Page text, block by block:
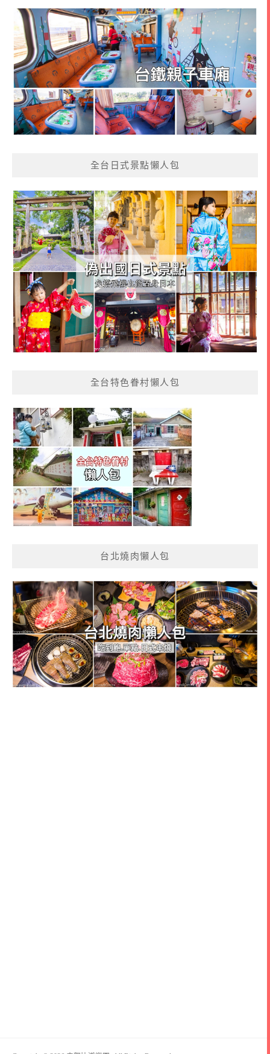
全台日式景點懶人包
全台特色眷村懶人包
台北燒肉懶人包